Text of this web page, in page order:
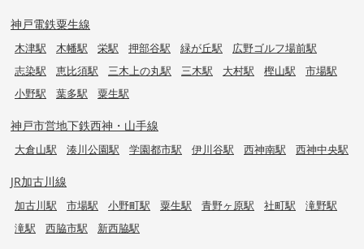
神戸電鉄粟生線
木津駅 木幡駅 栄駅 押部谷駅 緑が丘駅
広野ゴルフ場前駅
志染駅
恵比須駅 三木上の丸駅 三木駅 大村駅 樫山駅
市場駅
小野駅
葉多駅 粟生駅
神戸市営地下鉄西神・山手線
大倉山駅 湊川公園駅 学園都市駅 伊川谷駅 西神南駅 西神中央駅
JR加古川線
加古川駅 市場駅 小野町駅 粟生駅 青野ヶ原駅 社町駅
滝野駅
滝駅
西脇市駅 新西脇駅